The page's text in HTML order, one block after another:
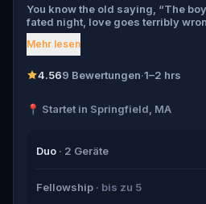
You know the old saying, “The
fated night, love goes terribly
and Walter Bridges . Bella, a
found dead during a ghost tour
Walter, the obsessed boyfriend?
suspects, and expose the real
Mehr lesen
4.569 Bewertungen·1–2 hrs
📍 Startet in Springfield, MA
Duo · 2 Geräte
Fellowship · bis zu 5